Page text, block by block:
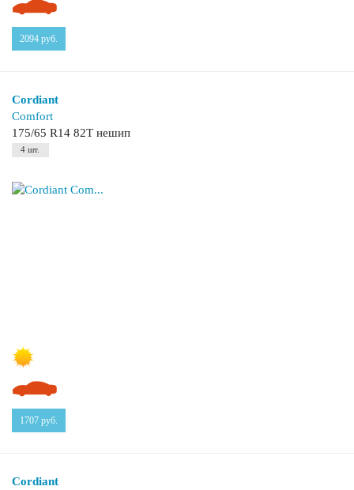
2094 руб.
Cordiant
Comfort
175/65 R14 82T нешип
4 шт.
1707 руб.
Cordiant